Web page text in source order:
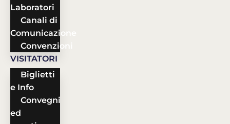
Laboratori
Canali di
Comunicazione
Convenzioni
VISITATORI
Biglietti
e Info
Convegni
ed